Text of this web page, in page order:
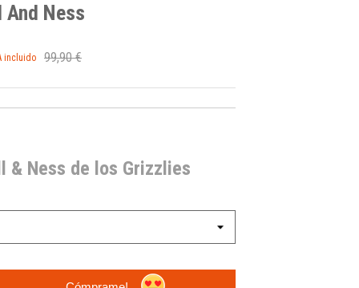
Ness
incluido 99,90 €
& Ness de los Grizzlies